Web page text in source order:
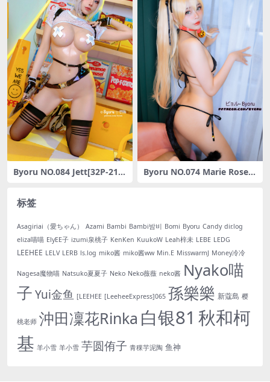
Byoru NO.084 Jett[32P-217
Byoru NO.074 Marie Rose B
标签
Asagiriai（愛ちゃん） Azami Bambi Bambi밤비 Bomi Byoru Candy dir.log
eliza喵喵 ElyEE子 izumi泉桃子 KenKen KuukoW Leah梓未 LEBE LEDG
LEEHEE LELV LERB ls.log miko酱 miko酱ww Min.E MisswarmJ Money冷冷
Nagesa魔物喵 Natsuko夏夏子 Neko Neko薇薇 neko酱 Nyako喵
子Yui金鱼 [LEEHEE [LeeheeExpress]065 孫樂樂 新蔻島 樱
桃老师 沖田凜花Rinka 白银81 秋和柯
基 羊小雪 羊小雪 芋圆侑子 青稞芋泥陶 鱼神